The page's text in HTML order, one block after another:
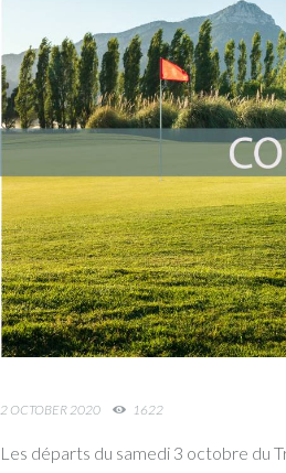
2 OCTOBER 2020 1622
Les départs du samedi 3 octobre du